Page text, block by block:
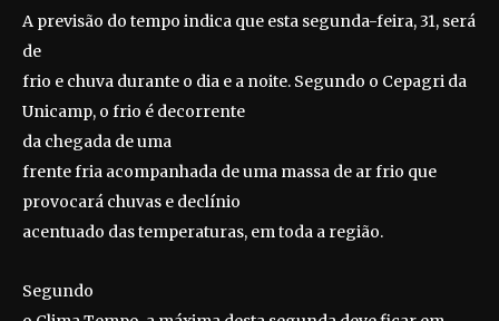
A previsão do tempo indica que esta segunda-feira, 31, será
de
frio e chuva durante o dia e a noite. Segundo o Cepagri da
Unicamp, o frio é decorrente
da chegada de uma
frente fria acompanhada de uma massa de ar frio que
provocará chuvas e declínio
acentuado das temperaturas, em toda a região.
Segundo